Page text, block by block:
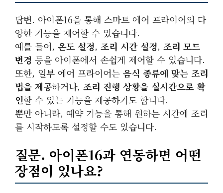
답변. 아이폰16을 통해 스마트 에어 프라이어의 다
양한 기능을 제어할 수 있습니다.
예를 들어, 온도 설정, 조리 시간 설정, 조리 모드
변경 등을 아이폰에서 손쉽게 제어할 수 있습니다.
또한, 일부 에어 프라이어는 음식 종류에 맞는 조리
법을 제공하거나, 조리 진행 상황을 실시간으로 확
인할 수 있는 기능을 제공하기도 합니다.
뿐만 아니라, 예약 기능을 통해 원하는 시간에 조리
를 시작하도록 설정할 수도 있습니다.
질문. 아이폰16과 연동하면 어떤
장점이 있나요?